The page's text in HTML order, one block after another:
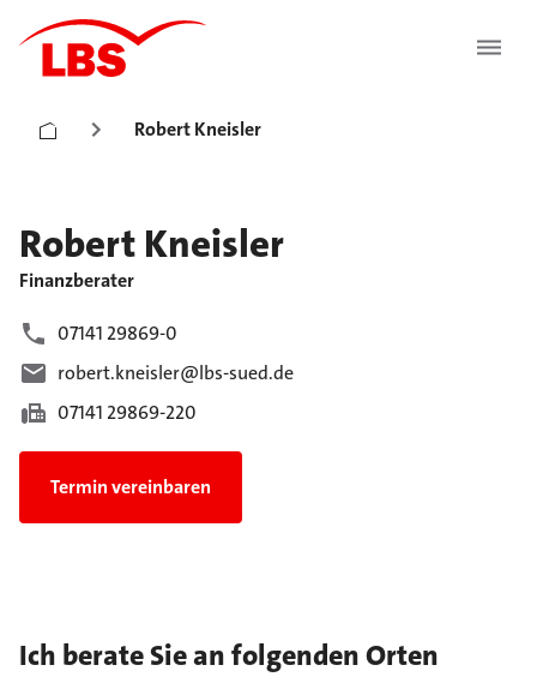
Robert Kneisler
Robert Kneisler
Finanzberater
07141 29869-0
robert.kneisler@lbs-sued.de
07141 29869-220
Termin vereinbaren
Ich berate Sie an folgenden Orten